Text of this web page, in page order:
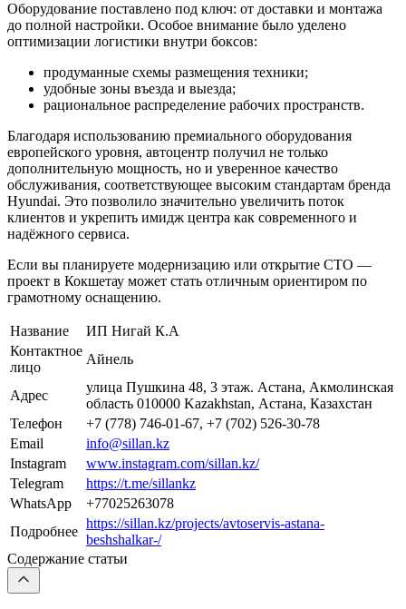
Оборудование поставлено под ключ: от доставки и монтажа
до полной настройки. Особое внимание было уделено
оптимизации логистики внутри боксов:
продуманные схемы размещения техники;
удобные зоны въезда и выезда;
рациональное распределение рабочих пространств.
Благодаря использованию премиального оборудования
европейского уровня, автоцентр получил не только
дополнительную мощность, но и уверенное качество
обслуживания, соответствующее высоким стандартам бренда
Hyundai. Это позволило значительно увеличить поток
клиентов и укрепить имидж центра как современного и
надёжного сервиса.
Если вы планируете модернизацию или открытие СТО —
проект в Кокшетау может стать отличным ориентиром по
грамотному оснащению.
Название
ИП Нигай К.А
Контактное
лицо
Айнель
Адрес
улица Пушкина 48, 3 этаж. Астана, Акмолинская
область 010000 Kazakhstan, Астана, Казахстан
Телефон
+7 (778) 746-01-67, +7 (702) 526-30-78
Email
info@sillan.kz
Instagram
www.instagram.com/sillan.kz/
Telegram
https://t.me/sillankz
WhatsApp
+77025263078
Подробнее
https://sillan.kz/projects/avtoservis-astana-
beshshalkar-/
Содержание статьи